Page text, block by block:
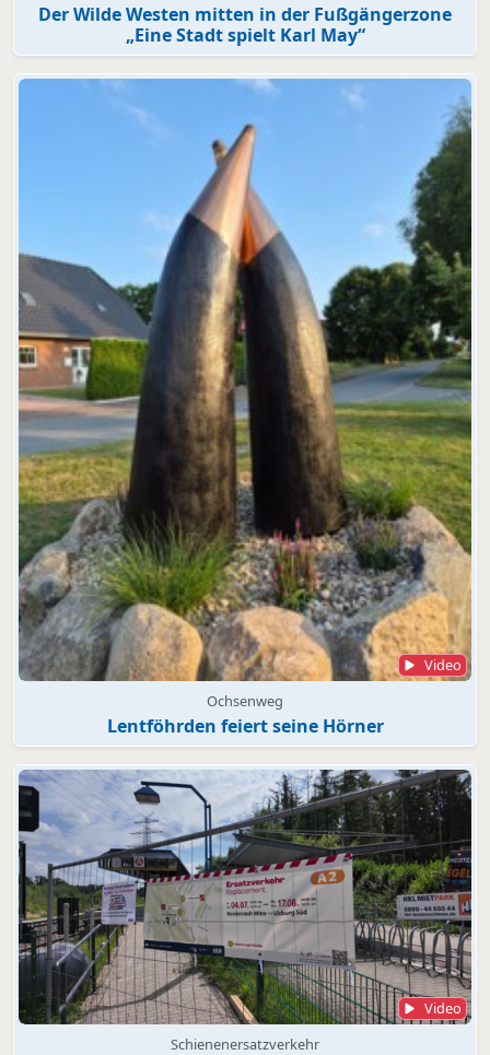
Der Wilde Westen mitten in der Fußgängerzone
„Eine Stadt spielt Karl May“
Video
Ochsenweg
Lentföhrden feiert seine Hörner
Video
Schienenersatzverkehr